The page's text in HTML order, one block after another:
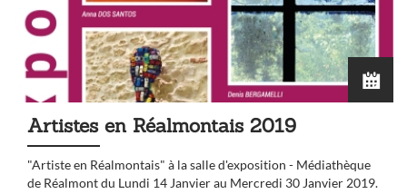
Artistes en Réalmontais 2019
"Artiste en Réalmontais" à la salle d'exposition - Médiathèque
de Réalmont du Lundi 14 Janvier au Mercredi 30 Janvier 2019.